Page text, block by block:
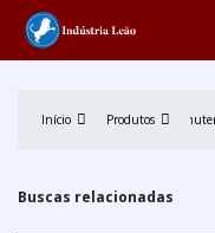
Início Produtos
Buscas relacionadas